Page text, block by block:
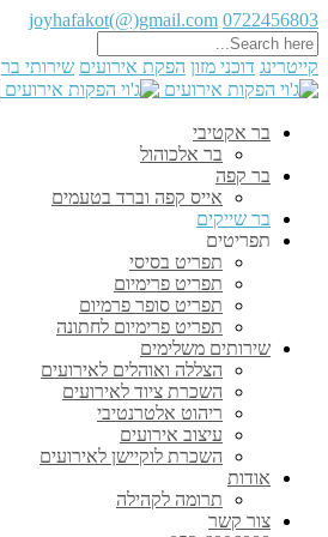
0722456803
joyhafakot(@)gmail.com
קייטרינג דוכני מזון הפקת אירועים שירותי בר
בר אקטיבי
בר אלכוהול
בר קפה
אייס קפה וברד בטעמים
בר שייקים
תפריטים
תפריט בסיסי
תפריט פרימיום
תפריט סופר פרמיום
תפריט פרימיום לחתונה
שירותים משלימים
הצללה ואוהלים לאירועים
השכרת ציוד לאירועים
ריהוט אלטרנטיבי
עיצוב אירועים
השכרת לוקיישן לאירועים
אודות
תרומה לקהילה
צור קשר